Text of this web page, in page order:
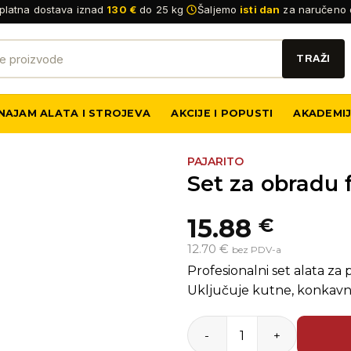
dostava iznad 130 € do 25 kg Šaljemo isti dan za naručeno
ALATA I STROJEVA AKCIJE I POPUSTI
PAJARITO
Set za obradu
15.88 €
12.70 € bez PDV-a
Profesionalni set alata za
Uključuje kutne,
Set za obradu fuga